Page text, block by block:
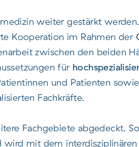
weiter gestärkt
Kooperation im Rahmen der
zwischen den beiden
für
und Patienten
Fachkräfte.
Fachgebiete abgedeckt.
wird mit dem